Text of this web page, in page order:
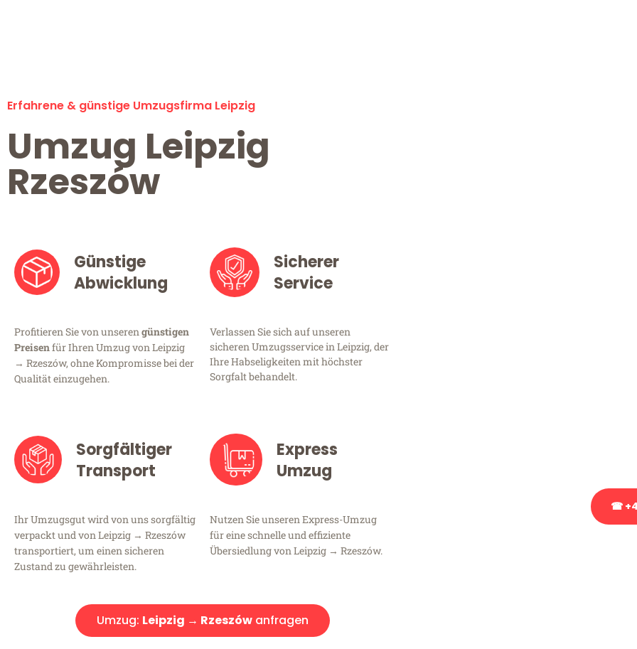
Erfahrene & günstige Umzugsfirma Leipzig
Umzug Leipzig
Rzeszów
Günstige
Abwicklung
Profitieren Sie von unserengünstigen
Preisenfür Ihren Umzug von Leipzig
→ Rzeszów, ohne Kompromisse bei der
Qualität einzugehen.
Sicherer
Service
Verlassen Sie sich auf unseren
sicheren Umzugsservice in Leipzig, der
Ihre Habseligkeiten mit höchster
Sorgfalt behandelt.
Sorgfältiger
Transport
Ihr Umzugsgut wird von uns sorgfältig
verpackt und von Leipzig → Rzeszów
transportiert, um einen sicheren
Zustand zu gewährleisten.
Express
Umzug
Nutzen Sie unseren Express-Umzug
für eine schnelle und effiziente
Übersiedlung von Leipzig → Rzeszów.
Umzug: Leipzig → Rzeszów anfragen
☎